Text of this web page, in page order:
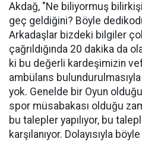
Akdağ, "Ne biliyormuş
geç geldiğini? Böyle
Arkadaşlar bizdeki bilgiler
çağrıldığında 20 dakika da
ki bu değerli kardeşimizin
ambülans
yok. Genelde bir Oyun
spor müsabakası olduğu
bu talepler yapılıyor, bu
karşılanıyor. Dolayısıyla